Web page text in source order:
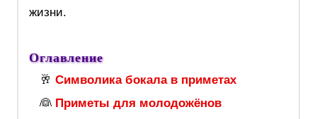
жизни.
Оглавление
🥂 Символика бокала в приметах
👰 Приметы для молодожёнов